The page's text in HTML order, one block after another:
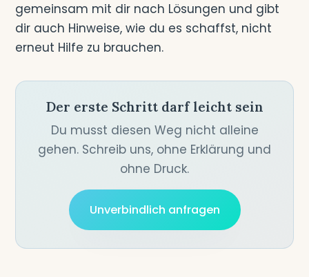
gemeinsam mit dir nach Lösungen und gibt
dir auch Hinweise, wie du es schaffst, nicht
erneut Hilfe zu brauchen.
Der erste Schritt darf leicht sein
Du musst diesen Weg nicht alleine
gehen. Schreib uns, ohne Erklärung und
ohne Druck.
Unverbindlich anfragen